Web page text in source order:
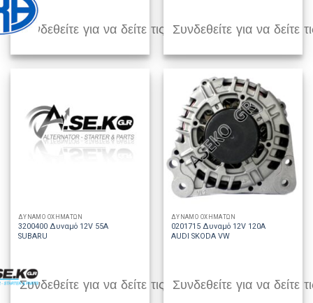
Συνδεθείτε για να δείτε τις τιμέςΣυνδεθείτε για να δείτε
ΔΥΝΑΜΟ ΟΧΗΜΑΤΩΝ
3200400 Δυναμό 12V 55A
SUBARU
Συνδεθείτε για να δείτε τις τιμές
ΔΥΝΑΜΟ ΟΧΗΜΑΤΩΝ
0201715 Δυναμό 12V 120A
AUDI SKODA VW
Συνδεθείτε για να δείτε